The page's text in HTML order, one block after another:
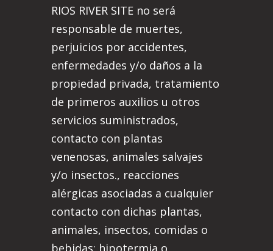
RIOS RIVER SITE no será
responsable de muertes,
perjuicios por accidentes,
enfermedades y/o daños a la
propiedad privada, tratamiento
de primeros auxilios u otros
servicios suministrados,
contacto con plantas
venenosas, animales salvajes
y/o insectos., reacciones
alérgicas asociadas a cualquier
contacto con dichas plantas,
animales, insectos, comidas o
bebidas; hipotermia o